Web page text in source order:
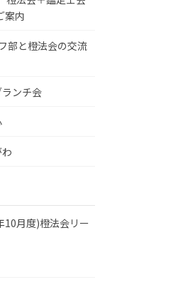
案内
部と橙法会の交流
ンチ会
10月度)橙法会リー